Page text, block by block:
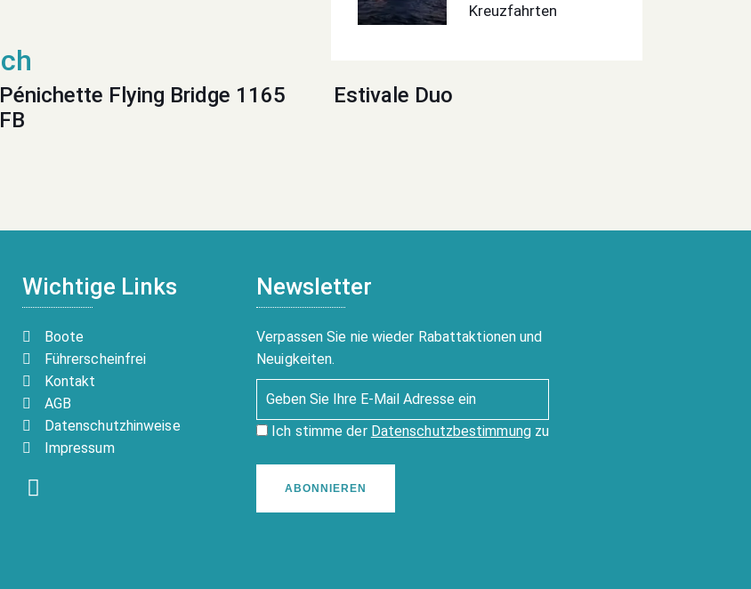
Kreuzfahrten
Pénichette Flying Bridge 1165
FB
Estivale Duo
Wichtige Links
Boote
Führerscheinfrei
Kontakt
AGB
Datenschutzhinweise
Impressum
Newsletter
Verpassen Sie nie wieder Rabattaktionen und
Neuigkeiten.
Ich stimme der Datenschutzbestimmungzu
ABONNIEREN